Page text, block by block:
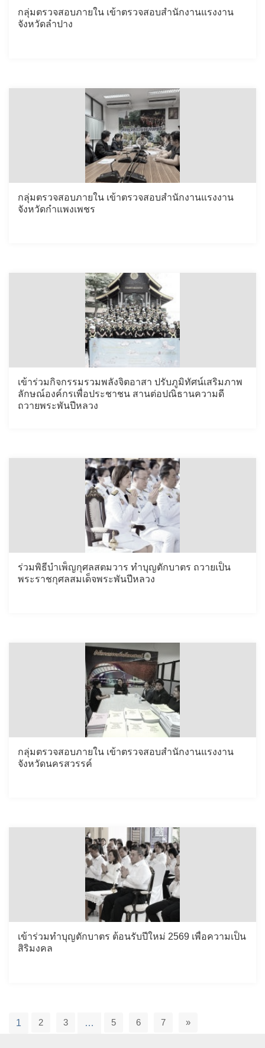
กลุ่มตรวจสอบภายใน เข้าตรวจสอบสำนักงานแรงงาน
จังหวัดลำปาง
กลุ่มตรวจสอบภายใน เข้าตรวจสอบสำนักงานแรงงาน
จังหวัดกำแพงเพชร
เข้าร่วมกิจกรรมรวมพลังจิตอาสา ปรับภูมิทัศน์เสริมภาพ
ลักษณ์องค์กรเพื่อประชาชน สานต่อปณิธานความดี
ถวายพระพันปีหลวง
ร่วมพิธีบำเพ็ญกุศลสตมวาร ทำบุญตักบาตร ถวายเป็น
พระราชกุศลสมเด็จพระพันปีหลวง
กลุ่มตรวจสอบภายใน เข้าตรวจสอบสำนักงานแรงงาน
จังหวัดนครสวรรค์
เข้าร่วมทำบุญตักบาตร ต้อนรับปีใหม่ 2569 เพื่อความเป็น
สิริมงคล
1 2 3 … 5 6 7 »